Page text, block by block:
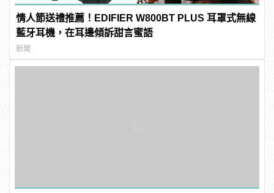
情人節送禮推薦！EDIFIER W800BT PLUS 耳罩式無線
藍牙耳機，在耳邊傾訴甜言蜜語
新聞